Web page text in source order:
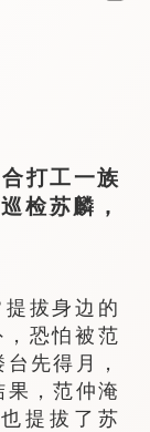
打工一族
检苏麟，
拔身边的
恐怕被范
先得月，
果，范仲淹
提拔了苏